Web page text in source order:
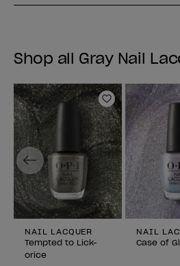
Shop all Gray Nail
Zur
NAIL LACQUER
Tempted to Lick-
orice
NAIL
Case of
Previous